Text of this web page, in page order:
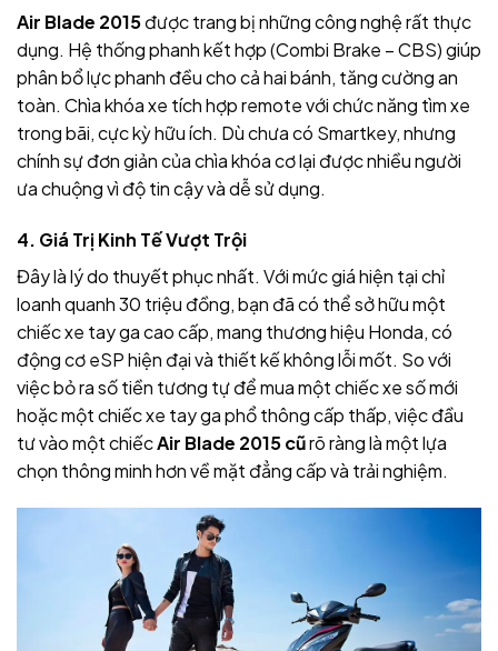
Air Blade 2015được trang bị những công nghệ rất thực
dụng. Hệ thống phanh kết hợp (Combi Brake – CBS) giúp
phân bổ lực phanh đều cho cả hai bánh, tăng cường an
toàn. Chìa khóa xe tích hợp remote với chức năng tìm xe
trong bãi, cực kỳ hữu ích. Dù chưa có Smartkey, nhưng
chính sự đơn giản của chìa khóa cơ lại được nhiều người
ưa chuộng vì độ tin cậy và dễ sử dụng.
4. Giá Trị Kinh Tế Vượt Trội
Đây là lý do thuyết phục nhất. Với mức giá hiện tại chỉ
loanh quanh 30 triệu đồng, bạn đã có thể sở hữu một
chiếc xe tay ga cao cấp, mang thương hiệu Honda, có
động cơ eSP hiện đại và thiết kế không lỗi mốt. So với
việc bỏ ra số tiền tương tự để mua một chiếc xe số mới
hoặc một chiếc xe tay ga phổ thông cấp thấp, việc đầu
tư vào một chiếcAir Blade 2015 cũrõ ràng là một lựa
chọn thông minh hơn về mặt đẳng cấp và trải nghiệm.